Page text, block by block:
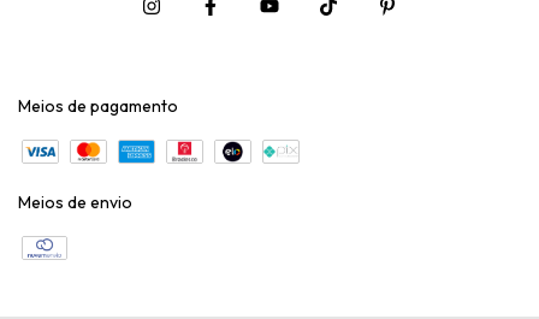
Meios de pagamento
Meios de envio